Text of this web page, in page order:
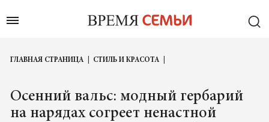
ГЛАВНАЯ СТРАНИЦА СТИЛЬ И КРАСОТА
Осенний вальс: модный гербарий
на нарядах согреет ненастной